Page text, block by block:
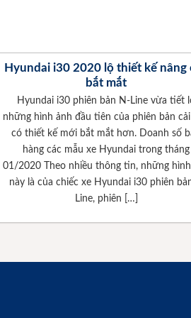
Hyundai i30 2020 lộ thiết kế nâng
bắt mắt
Hyundai i30 phiên bản N-Line vừa tiết
những hình ảnh đầu tiên của phiên bản
có thiết kế mới bắt mắt hơn. Doanh số
hàng các mẫu xe Hyundai trong tháng
01/2020 Theo nhiều thông tin, những
này là của chiếc xe Hyundai i30 phiên
Line, phiên […]